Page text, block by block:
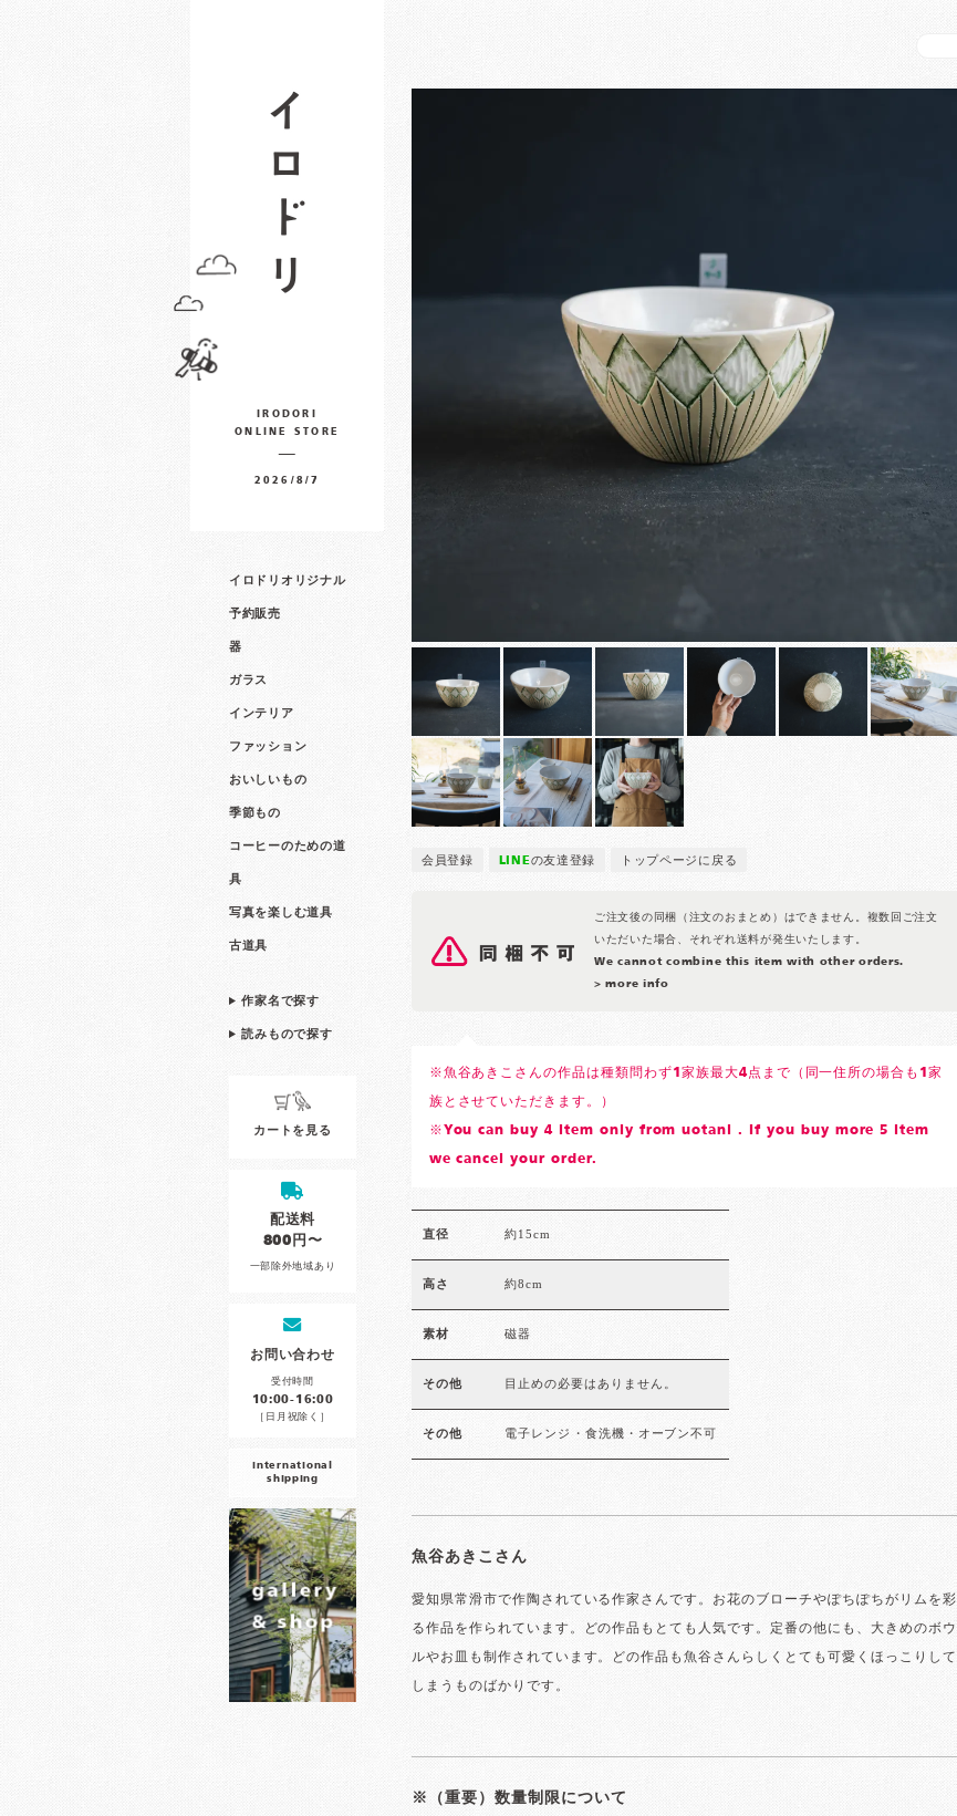
IRODORI
ONLINE STORE
2026/8/7
イロドリオリジナル
予約販売
器
ガラス
インテリア
ファッション
おいしいもの
季節もの
コーヒーのための道
具
写真を楽しむ道具
古道具
作家名で探す
読みもので探す
カートを見る
配送料
800円〜
一部除外地域あり
お問い合わせ
受付時間
10:00-16:00
［日月祝除く］
international
shipping
会員登録 LINEの友達登録 トップページに戻る
ご注文後の同梱（注文のおまとめ）はできません。複数回ご注文
いただいた場合、それぞれ送料が発生いたします。
We cannot combine this item with other orders.
> more info
※魚谷あきこさんの作品は種類問わず1家族最大4点まで（同一住所の場合も1家
族とさせていただきます。）
※You can buy 4 item only from uotani . If you buy more 5 item
we cancel your order.
直径 約15cm
高さ 約8cm
素材 磁器
その他 目止めの必要はありません。
その他 電子レンジ・食洗機・オーブン不可
魚谷あきこさん
愛知県常滑市で作陶されている作家さんです。お花のブローチやぽちぽちがリムを彩
る作品を作られています。どの作品もとても人気です。定番の他にも、大きめのボウ
ルやお皿も制作されています。どの作品も魚谷さんらしくとても可愛くほっこりして
しまうものばかりです。
※（重要）数量制限について